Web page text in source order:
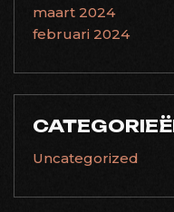
maart 2024
februari 2024
Uncategorized